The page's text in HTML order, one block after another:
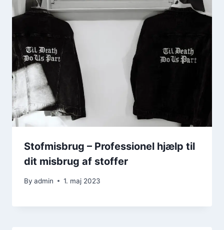
Stofmisbrug – Professionel hjælp til
dit misbrug af stoffer
By admin 1. maj 2023